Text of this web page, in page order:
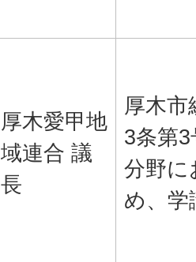
厚木愛甲地
域連合 議
長
厚木市
3条第
分野に
め、学